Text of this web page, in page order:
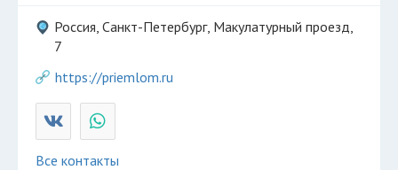
Россия, Санкт-Петербург, Макулатурный проезд,
7
https://priemlom.ru
Все контакты